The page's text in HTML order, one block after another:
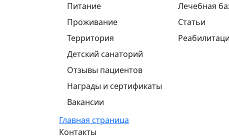
Питание
Проживание
Территория
Детский санаторий
Отзывы пациентов
Награды и сертификаты
Вакансии
Лечебная
Статьи
Главная страница
Контакты